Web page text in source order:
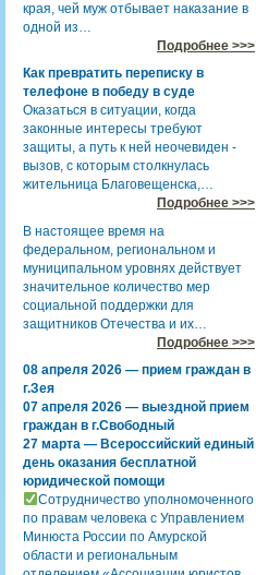
края, чей муж отбывает наказание в
одной из…
Подробнее >>>
Как превратить переписку в
телефоне в победу в суде
Оказаться в ситуации, когда
законные интересы требуют
защиты, а путь к ней неочевиден -
вызов, с которым столкнулась
жительница Благовещенска,…
Подробнее >>>
В настоящее время на
федеральном, региональном и
муниципальном уровнях действует
значительное количество мер
социальной поддержки для
защитников Отечества и их…
Подробнее >>>
08 апреля 2026 — прием граждан в
г.Зея
07 апреля 2026 — выездной прием
граждан в г.Свободный
27 марта — Всероссийский единый
день оказания бесплатной
юридической помощи
Сотрудничество уполномоченного
по правам человека с Управлением
Минюста России по Амурской
области и региональным